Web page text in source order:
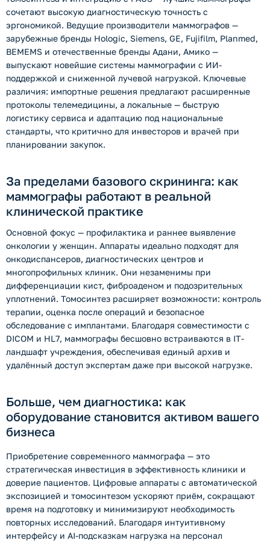
сочетают высокую диагностическую точность с
эргономикой. Ведущие производители маммографов —
зарубежные бренды Hologic, Siemens, GE, Fujifilm, Planmed,
BEMEMS и отечественные бренды Адани, Амико —
выпускают новейшие системы маммографии с ИИ-
поддержкой и сниженной лучевой нагрузкой. Ключевые
различия: импортные решения предлагают расширенные
протоколы телемедицины, а локальные — быструю
логистику сервиса и адаптацию под национальные
стандарты, что критично для инвесторов и врачей при
планировании закупок.
За пределами базового скрининга: как
маммографы работают в реальной
клинической практике
Основной фокус — профилактика и раннее выявление
онкологии у женщин. Аппараты идеально подходят для
онкодиспансеров, диагностических центров и
многопрофильных клиник. Они незаменимы при
дифференциации кист, фиброаденом и подозрительных
уплотнений. Томосинтез расширяет возможности: контроль
терапии, оценка после операций и безопасное
обследование с имплантами. Благодаря совместимости с
DICOM и HL7, маммографы бесшовно встраиваются в IT-
ландшафт учреждения, обеспечивая единый архив и
удалённый доступ экспертам даже при высокой нагрузке.
Больше, чем диагностика: как
оборудование становится активом вашего
бизнеса
Приобретение современного маммографа — это
стратегическая инвестиция в эффективность клиники и
доверие пациентов. Цифровые аппараты с автоматической
экспозицией и томосинтезом ускоряют приём, сокращают
время на подготовку и минимизируют необходимость
повторных исследований. Благодаря интуитивному
интерфейсу и AI-подсказкам нагрузка на персонал